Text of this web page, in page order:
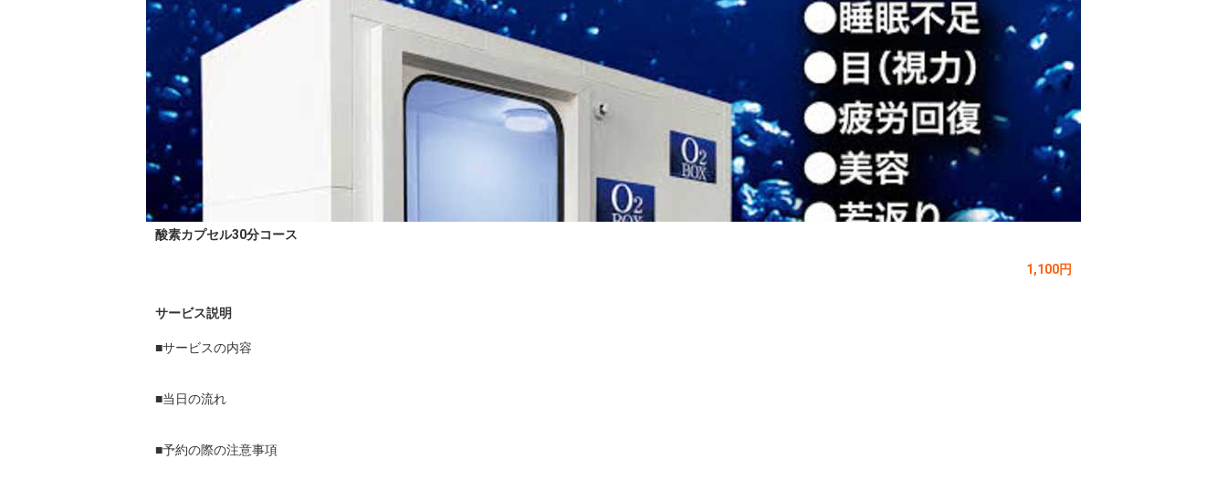
酸素カプセル30分コース
1,100円
サービス説明
■サービスの内容
■当日の流れ
■予約の際の注意事項